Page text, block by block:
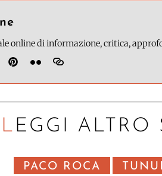
online di informazione, critica,
LEGGI ALTRO
PACO ROCA